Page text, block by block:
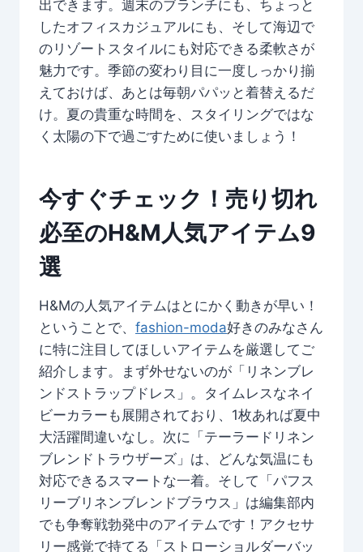
出できます。週末のブランチにも、ちょっと
したオフィスカジュアルにも、そして海辺で
のリゾートスタイルにも対応できる柔軟さが
魅力です。季節の変わり目に一度しっかり揃
えておけば、あとは毎朝パパッと着替えるだ
け。夏の貴重な時間を、スタイリングではな
く太陽の下で過ごすために使いましょう！
今すぐチェック！売り切れ
必至のH&M人気アイテム9
選
H&Mの人気アイテムはとにかく動きが早い！
ということで、 fashion-moda好きのみなさん
に特に注目してほしいアイテムを厳選してご
紹介します。まず外せないのが「リネンブレ
ンドストラップドレス」。タイムレスなネイ
ビーカラーも展開されており、1枚あれば夏中
大活躍間違いなし。次に「テーラードリネン
ブレンドトラウザーズ」は、どんな気温にも
対応できるスマートな一着。そして「パフス
リーブリネンブレンドブラウス」は編集部内
でも争奪戦勃発中のアイテムです！アクセサ
リー感覚で持てる「ストローショルダーバッ